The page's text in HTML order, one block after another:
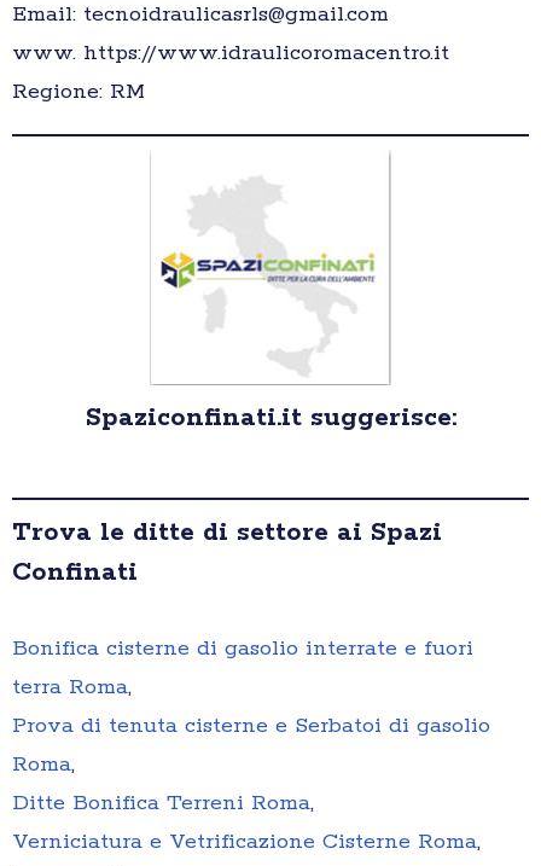
Email: tecnoidraulicasrls@gmail.com
www. https://www.idraulicoromacentro.it
Regione: RM
Spaziconfinati.it suggerisce:
Trova le ditte di settore ai Spazi
Confinati
Bonifica cisterne di gasolio interrate e fuori
terra Roma,
Prova di tenuta cisterne e Serbatoi di gasolio
Roma,
Ditte Bonifica Terreni Roma,
Verniciatura e Vetrificazione Cisterne Roma,